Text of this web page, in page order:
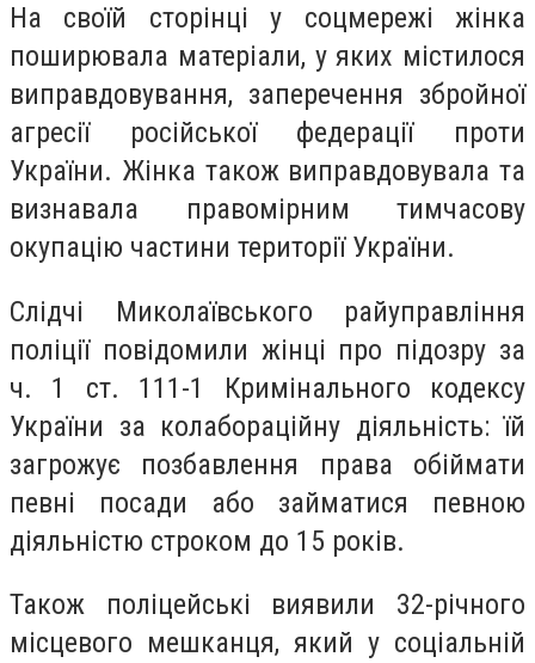
На своїй сторінці у соцмережі жінка
поширювала матеріали, у яких містилося
виправдовування, заперечення збройної
агресії російської федерації проти
України. Жінка також виправдовувала та
визнавала правомірним тимчасову
окупацію частини території України.
Слідчі Миколаївського райуправління
поліції повідомили жінці про підозру за
ч. 1 ст. 111-1 Кримінального кодексу
України за колабораційну діяльність: їй
загрожує позбавлення права обіймати
певні посади або займатися певною
діяльністю строком до 15 років.
Також поліцейські виявили 32-річного
місцевого мешканця, який у соціальній